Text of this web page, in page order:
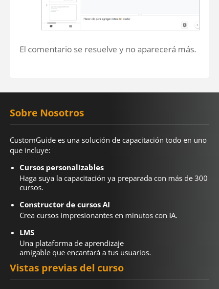
El comentario se resuelve y no aparecerá más.
Sobre Nosotros
CustomGuide es una solución de capacitación todo en uno
que incluye:
Cursos personalizables
Haga suya la capacitación ya preparada con más de 300
cursos.
Constructor de cursos AI
Crea cursos impresionantes en minutos con IA.
LMS
Una plataforma de aprendizaje
amigable que encantará a tus usuarios.
Vistas previas del curso